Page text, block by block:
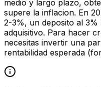
medio y largo plazo,
supere la inflacion. En
2-3%, un deposito al
adquisitivo. Para hacer
necesitas invertir una
rentabilidad esperada